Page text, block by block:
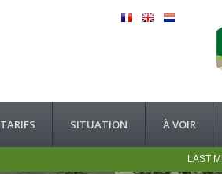
TARIFS SITUATION À VOIR
LAST